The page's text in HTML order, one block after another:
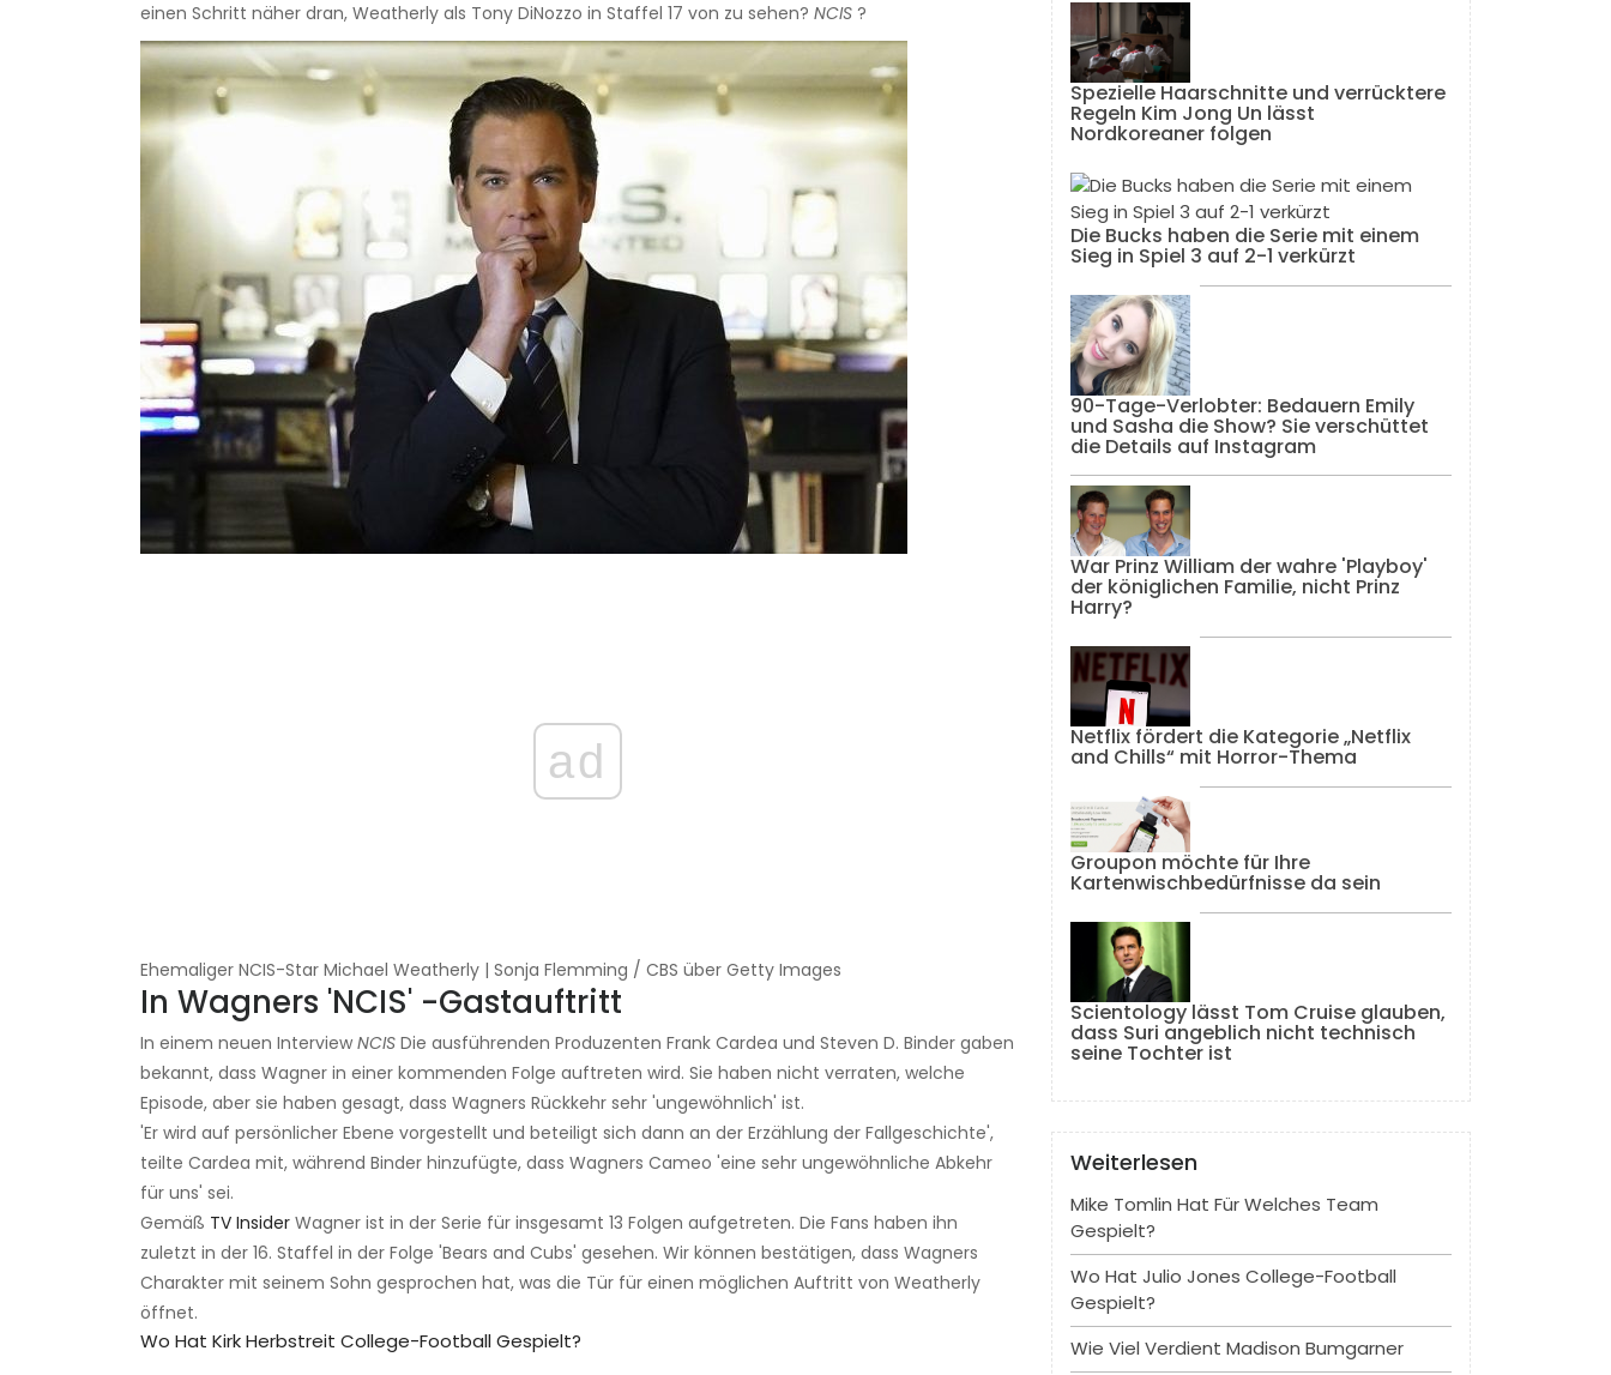
einen Schritt näher dran, Weatherly als Tony DiNozzo in Staffel 17 von zu sehen? NCIS ?
ad
Ehemaliger NCIS-Star Michael Weatherly | Sonja Flemming / CBS über Getty Images
In Wagners 'NCIS' -Gastauftritt
In einem neuen Interview NCIS Die ausführenden Produzenten Frank Cardea und Steven D. Binder gaben
bekannt, dass Wagner in einer kommenden Folge auftreten wird. Sie haben nicht verraten, welche
Episode, aber sie haben gesagt, dass Wagners Rückkehr sehr 'ungewöhnlich' ist.
'Er wird auf persönlicher Ebene vorgestellt und beteiligt sich dann an der Erzählung der Fallgeschichte',
teilte Cardea mit, während Binder hinzufügte, dass Wagners Cameo 'eine sehr ungewöhnliche Abkehr
für uns' sei.
Gemäß TV Insider Wagner ist in der Serie für insgesamt 13 Folgen aufgetreten. Die Fans haben ihn
zuletzt in der 16. Staffel in der Folge 'Bears and Cubs' gesehen. Wir können bestätigen, dass Wagners
Charakter mit seinem Sohn gesprochen hat, was die Tür für einen möglichen Auftritt von Weatherly
öffnet.
Wo Hat Kirk Herbstreit College-Football Gespielt?
Spezielle Haarschnitte und verrücktere
Regeln Kim Jong Un lässt
Nordkoreaner folgen
Die Bucks haben die Serie mit einem
Sieg in Spiel 3 auf 2-1 verkürzt
90-Tage-Verlobter: Bedauern Emily
und Sasha die Show? Sie verschüttet
die Details auf Instagram
War Prinz William der wahre 'Playboy'
der königlichen Familie, nicht Prinz
Harry?
Netflix fördert die Kategorie „Netflix
and Chills“ mit Horror-Thema
Groupon möchte für Ihre
Kartenwischbedürfnisse da sein
Scientology lässt Tom Cruise glauben,
dass Suri angeblich nicht technisch
seine Tochter ist
Weiterlesen
Mike Tomlin Hat Für Welches Team
Gespielt?
Wo Hat Julio Jones College-Football
Gespielt?
Wie Viel Verdient Madison Bumgarner